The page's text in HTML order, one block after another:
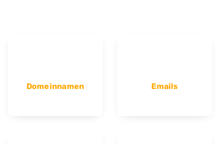
Domeinnamen Emails